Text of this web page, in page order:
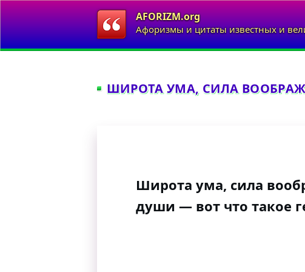
AFORIZM.org
Афоризмы и цитаты известных и
ШИРОТА УМА, СИЛА
Широта ума, сила
души — вот что такое